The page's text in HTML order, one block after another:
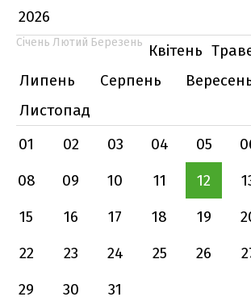
2026
Січень Лютий Березень Квітень
Липень
Серпень
Листопад
01
02 03 04 05
08
09 10 11 12
15
16 17 18 19
22
23 24 25 26
29
30 31